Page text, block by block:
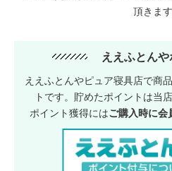
頂きます
ええふとんや
ええふとんやピュア寝具店で商
トです。貯めたポイントは当
ポイント獲得にはご購入時に会